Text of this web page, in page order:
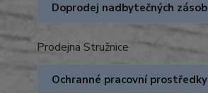
Doprodej nadbytečných zásob
Prodejna Stružnice
Ochranné pracovní prostředky